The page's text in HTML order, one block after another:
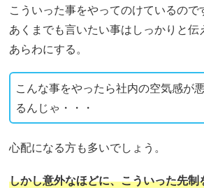
こういった事をやってのけているので
あくまでも言いたい事はしっかりと伝
あらわにする。
こんな事をやったら社内の空気感が
るんじゃ・・・
心配になる方も多いでしょう。
しかし意外なほどに、こういった先